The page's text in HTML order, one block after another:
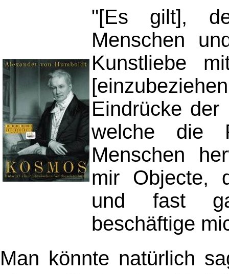
"[Es gilt],
Menschen
Kunstliebe
Eindrücke der
welche die
Menschen
mir Objecte,
und fast
beschäftige
Man könnte natürlich